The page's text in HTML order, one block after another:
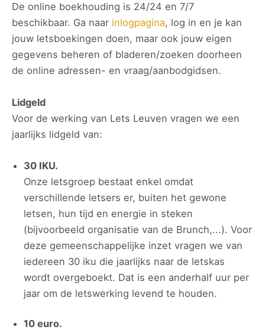
De online boekhouding is 24/24 en 7/7
beschikbaar. Ga naar inlogpagina, log in en je kan
jouw letsboekingen doen, maar ook jouw eigen
gegevens beheren of bladeren/zoeken doorheen
de online adressen- en vraag/aanbodgidsen.
Lidgeld
Voor de werking van Lets Leuven vragen we een
jaarlijks lidgeld van:
30 IKU.
Onze letsgroep bestaat enkel omdat
verschillende letsers er, buiten het gewone
letsen, hun tijd en energie in steken
(bijvoorbeeld organisatie van de Brunch,...). Voor
deze gemeenschappelijke inzet vragen we van
iedereen 30 iku die jaarlijks naar de letskas
wordt overgeboekt. Dat is een anderhalf uur per
jaar om de letswerking levend te houden.
10 euro.